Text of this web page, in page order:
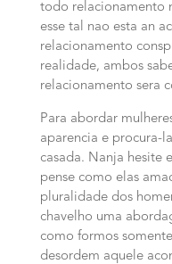
todo relacionamento
esse tal nao esta an
relacionamento
realidade, ambos
relacionamento sera
Para abordar
aparencia e procura-
casada. Nanja hesite
pense como elas
pluralidade dos
chavelho uma
como formos
desordem aquele